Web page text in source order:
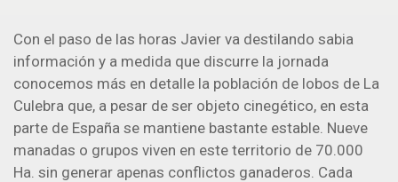
Con el paso de las horas Javier va destilando sabia
información y a medida que discurre la jornada
conocemos más en detalle la población de lobos de La
Culebra que, a pesar de ser objeto cinegético, en esta
parte de España se mantiene bastante estable. Nueve
manadas o grupos viven en este territorio de 70.000
Ha. sin generar apenas conflictos ganaderos. Cada